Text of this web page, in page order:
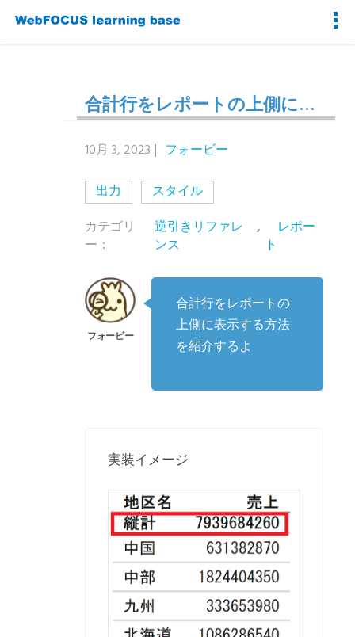
合計行をレポートの上側に表示したい
10月 3, 2023
フォービー
出力
スタイル
カテゴリ
ー：
逆引きリファレ
ンス
,
レポー
ト
合計行をレポートの
上側に表示する方法
を紹介するよ
実装イメージ